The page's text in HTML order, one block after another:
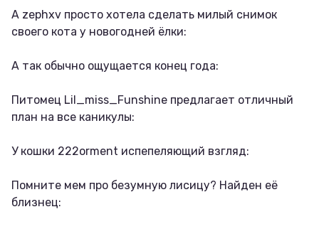
А zephxv просто хотела сделать милый снимок
своего кота у новогодней ёлки:
А так обычно ощущается конец года:
Питомец Lil_miss_Funshine предлагает отличный
план на все каникулы:
У кошки 222orment испепеляющий взгляд:
Помните мем про безумную лисицу? Найден её
близнец: